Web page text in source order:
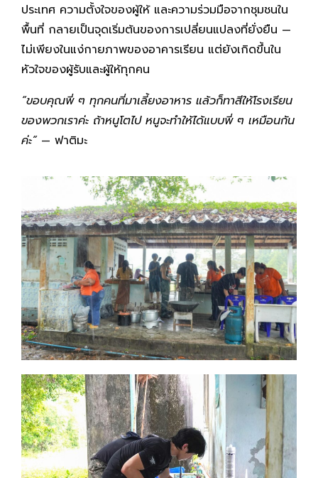
ประเทศ ความตั้งใจของผู้ให้ และความร่วมมือจากชุมชนใน
พื้นที่ กลายเป็นจุดเริ่มต้นของการเปลี่ยนแปลงที่ยั่งยืน —
ไม่เพียงในแง่กายภาพของอาคารเรียน แต่ยังเกิดขึ้นใน
หัวใจของผู้รับและผู้ให้ทุกคน
“ขอบคุณพี่ ๆ ทุกคนที่มาเลี้ยงอาหาร แล้วก็ทาสีให้โรงเรียน
ของพวกเราค่ะ ถ้าหนูโตไป หนูจะทำให้ได้แบบพี่ ๆ เหมือนกัน
ค่ะ”— ฟาติมะ